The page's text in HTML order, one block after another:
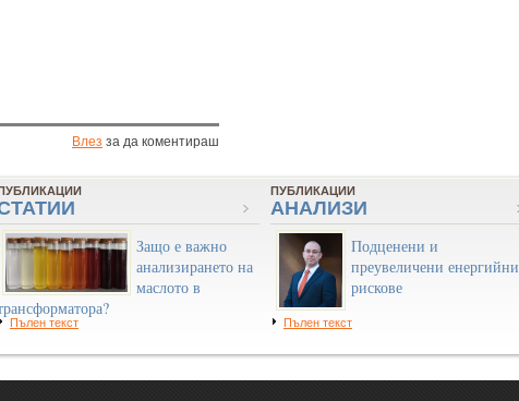
Влез за да коментираш
Защо е важно
анализирането на
маслото в
Пълен текст
ПУБЛИКАЦИИ
АНАЛИЗИ
Подценени и
преувеличени енергийни
рискове
Пълен текст